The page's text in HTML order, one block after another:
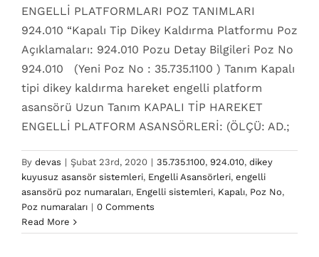
ENGELLİ PLATFORMLARI POZ TANIMLARI
924.010 “Kapalı Tip Dikey Kaldırma Platformu Poz
Açıklamaları: 924.010 Pozu Detay Bilgileri Poz No
924.010 (Yeni Poz No : 35.735.1100 ) Tanım Kapalı
tipi dikey kaldırma hareket engelli platform
asansörü Uzun Tanım KAPALI TİP HAREKET
ENGELLİ PLATFORM ASANSÖRLERİ: (ÖLÇÜ: AD.;
By devas | Şubat 23rd, 2020 | 35.735.1100, 924.010, dikey
kuyusuz asansör sistemleri, Engelli Asansörleri, engelli
asansörü poz numaraları, Engelli sistemleri, Kapalı, Poz No,
Poz numaraları | 0 Comments
Read More
924.090 Poz No
dikey kuyusuz asansör sistemleri
poz numaraları Poz No Poz numaraları